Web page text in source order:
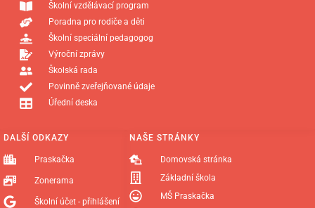
NAŠE STRÁNKY
Domovská stránka
Základní škola
MŠ Praskačka
DALŠÍ ODKAZY
Praskačka
Zonerama
Školní účet - přihlášení
Školní vzdělávací program
Poradna pro rodiče a děti
Školní speciální pedagogog
Výroční zprávy
Školská rada
Povinně zveřejňované údaje
Úřední deska